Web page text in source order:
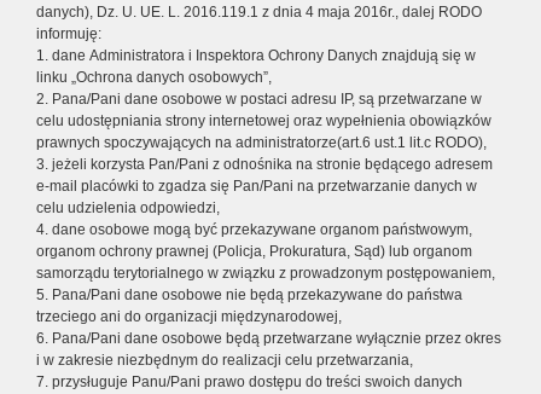
danych), Dz. U. UE. L. 2016.119.1 z dnia 4 maja 2016r., dalej RODO
informuję:
1. dane Administratora i Inspektora Ochrony Danych znajdują się w
linku „Ochrona danych osobowych”,
2. Pana/Pani dane osobowe w postaci adresu IP, są przetwarzane w
celu udostępniania strony internetowej oraz wypełnienia obowiązków
prawnych spoczywających na administratorze(art.6 ust.1 lit.c RODO),
3. jeżeli korzysta Pan/Pani z odnośnika na stronie będącego adresem
e-mail placówki to zgadza się Pan/Pani na przetwarzanie danych w
celu udzielenia odpowiedzi,
4. dane osobowe mogą być przekazywane organom państwowym,
organom ochrony prawnej (Policja, Prokuratura, Sąd) lub organom
samorządu terytorialnego w związku z prowadzonym postępowaniem,
5. Pana/Pani dane osobowe nie będą przekazywane do państwa
trzeciego ani do organizacji międzynarodowej,
6. Pana/Pani dane osobowe będą przetwarzane wyłącznie przez okres
i w zakresie niezbędnym do realizacji celu przetwarzania,
7. przysługuje Panu/Pani prawo dostępu do treści swoich danych